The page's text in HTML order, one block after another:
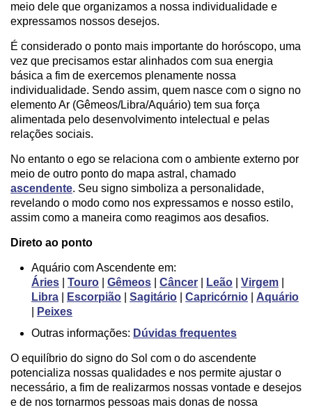
meio dele que organizamos a nossa individualidade e
expressamos nossos desejos.
É considerado o ponto mais importante do horóscopo, uma
vez que precisamos estar alinhados com sua energia
básica a fim de exercemos plenamente nossa
individualidade. Sendo assim, quem nasce com o signo no
elemento Ar (Gêmeos/Libra/Aquário) tem sua força
alimentada pelo desenvolvimento intelectual e pelas
relações sociais.
No entanto o ego se relaciona com o ambiente externo por
meio de outro ponto do mapa astral, chamado
ascendente. Seu signo simboliza a personalidade,
revelando o modo como nos expressamos e nosso estilo,
assim como a maneira como reagimos aos desafios.
Direto ao ponto
Aquário com Ascendente em:
Áries
Touro Gêmeos Câncer Leão Virgem
Libra
Escorpião Sagitário Capricórnio
Aquário
Peixes
Outras informações: Dúvidas frequentes
O equilíbrio do signo do Sol com o do ascendente
potencializa nossas qualidades e nos permite ajustar o
necessário, a fim de realizarmos nossas vontade e desejos
e de nos tornarmos pessoas mais donas de nossa